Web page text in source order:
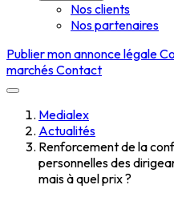
Nos clients
Nos partenaires
Publier mon annonce légale
marchésContact
Medialex
Actualités
Renforcement de la
personnelles des
mais à quel prix ?